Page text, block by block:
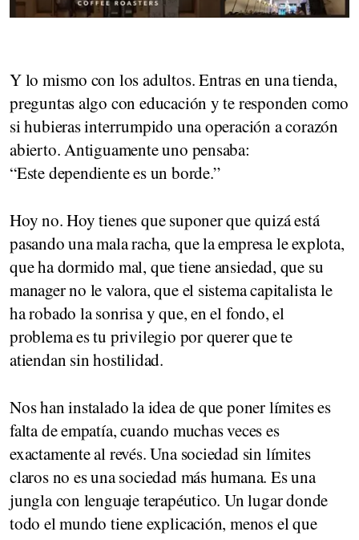
Y lo mismo con los adultos. Entras en una tienda,
preguntas algo con educación y te responden como
si hubieras interrumpido una operación a corazón
abierto. Antiguamente uno pensaba:
“Este dependiente es un borde.”
Hoy no. Hoy tienes que suponer que quizá está
pasando una mala racha, que la empresa le explota,
que ha dormido mal, que tiene ansiedad, que su
manager no le valora, que el sistema capitalista le
ha robado la sonrisa y que, en el fondo, el
problema es tu privilegio por querer que te
atiendan sin hostilidad.
Nos han instalado la idea de que poner límites es
falta de empatía, cuando muchas veces es
exactamente al revés. Una sociedad sin límites
claros no es una sociedad más humana. Es una
jungla con lenguaje terapéutico. Un lugar donde
todo el mundo tiene explicación, menos el que